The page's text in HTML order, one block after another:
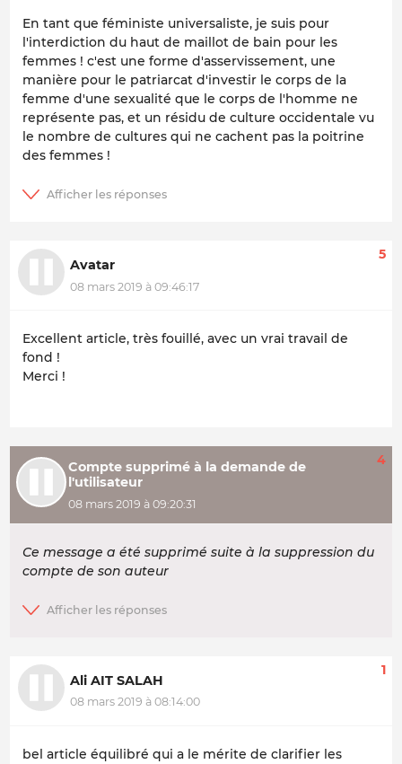
En tant que féministe universaliste, je suis pour
l'interdiction du haut de maillot de bain pour les
femmes ! c'est une forme d'asservissement, une
manière pour le patriarcat d'investir le corps de la
femme d'une sexualité que le corps de l'homme ne
représente pas, et un résidu de culture occidentale vu
le nombre de cultures qui ne cachent pas la poitrine
des femmes !
Avatar
08 mars 2019 à 09:46:17
5
Excellent article, très fouillé, avec un vrai travail de
fond !
Merci !
Compte supprimé à la demande de
l'utilisateur
08 mars 2019 à 09:20:31
4
Ce message a été supprimé suite à la suppression du
compte de son auteur
Ali AIT SALAH
08 mars 2019 à 08:14:00
1
bel article équilibré qui a le mérite de clarifier les